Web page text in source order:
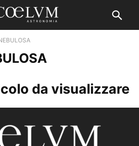
da visualizzare